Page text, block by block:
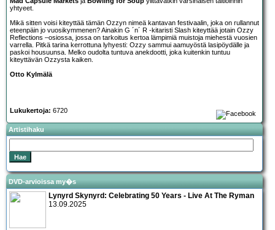
yhtyeet.
Mikä sitten voisi kiteyttää tämän Ozzyn nimeä kantavan festivaalin, joka on rullannut
eteenpäin jo vuosikymmenen? Ainakin G ´n´ R -kitaristi Slash kiteyttää jotain Ozzy
Reflections –osiossa, jossa on tarkoitus kertoa lämpimiä muistoja miehestä vuosien
varrella. Pitkä tarina kerrottuna lyhyesti: Ozzy sammui aamuyöstä lasipöydälle ja
paskoi housuunsa. Melko oudolta tuntuva anekdootti, joka kuitenkin tuntuu
kiteyttävän Ozzysta kaiken.
Otto Kylmälä
Lukukertoja: 6720
Artistihaku
DVD-arvioissa my�s
Lynyrd Skynyrd: Celebrating 50 Years - Live At The Ryman
13.09.2025